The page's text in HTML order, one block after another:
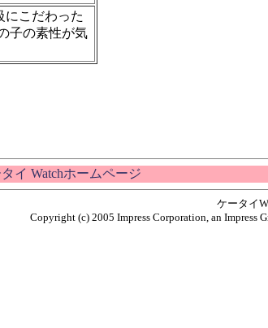
にこだわった
子の素性が気
イ Watchホームページ
ケータイ
Copyright (c) 2005 Impress Corporation, an Impress